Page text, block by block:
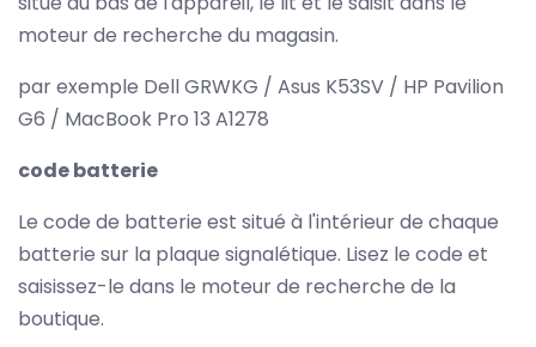
moteur de recherche du magasin.
par exemple Dell GRWKG / Asus K53SV / HP Pavilion
G6 / MacBook Pro 13 A1278
code batterie
Le code de batterie est situé à l'intérieur de chaque
batterie sur la plaque signalétique. Lisez le code et
saisissez-le dans le moteur de recherche de la
boutique.